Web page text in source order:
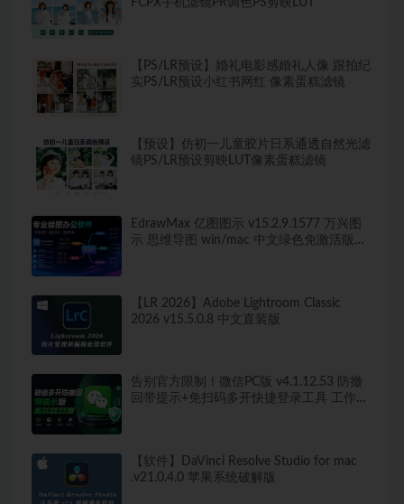
FCPX手机滤镜PR调色PS剪映LUT
【PS/LR预设】婚礼电影感婚礼人像 跟拍纪
实PS/LR预设小红书网红 像素蛋糕滤镜
【预设】仿初一儿童胶片日系通透自然光滤
镜PS/LR预设剪映LUT像素蛋糕滤镜
EdrawMax 亿图图示 v15.2.9.1577 万兴图
示 思维导图 win/mac 中文绿色免激活版
【LR 2026】Adobe Lightroom Classic
2026 v15.5.0.8 中文直装版
告别官方限制！微信PC版 v4.1.12.53 防撤
回带提示+免扫码多开快捷登录工具 工作生
【软件】DaVinci Resolve Studio for mac
.v21.0.4.0 苹果系统破解版